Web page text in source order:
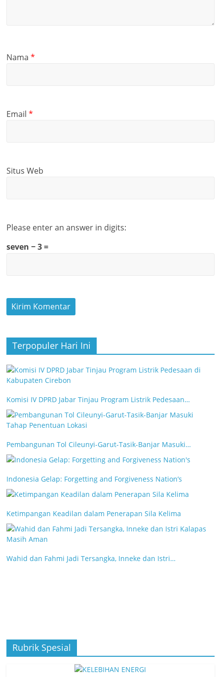
Nama*
Email*
Situs Web
Please enter an answer in digits:
seven − 3 =
Terpopuler Hari Ini
Komisi IV DPRD Jabar Tinjau Program Listrik Pedesaan…
Pembangunan Tol Cileunyi-Garut-Tasik-Banjar Masuki…
Indonesia Gelap: Forgetting and Forgiveness Nation’s
Ketimpangan Keadilan dalam Penerapan Sila Kelima
Wahid dan Fahmi Jadi Tersangka, Inneke dan Istri…
Rubrik Spesial